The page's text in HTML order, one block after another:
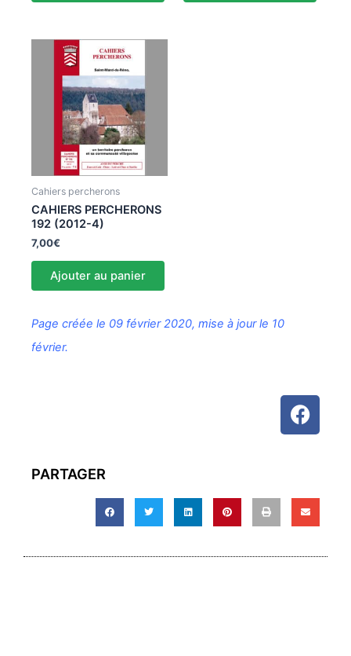
Cahiers percherons
CAHIERS PERCHERONS
192 (2012-4)
7,00€
Ajouter au panier
Page créée le 09 février 2020, mise à jour le 10
février.
F
a
o
o
PARTAGER